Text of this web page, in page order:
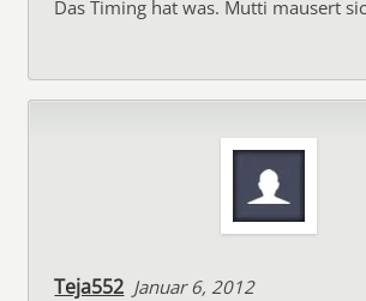
Das Timing hat was. Mutti mausert
Teja552 Januar 6, 2012